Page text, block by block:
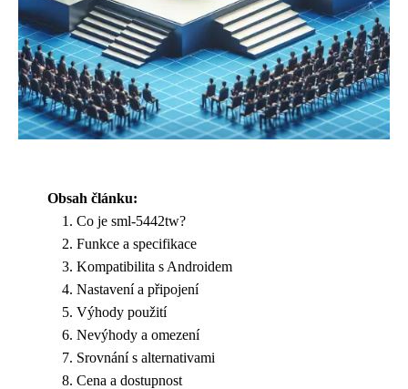
Obsah článku:
Co je sml-5442tw?
Funkce a specifikace
Kompatibilita s Androidem
Nastavení a připojení
Výhody použití
Nevýhody a omezení
Srovnání s alternativami
Cena a dostupnost